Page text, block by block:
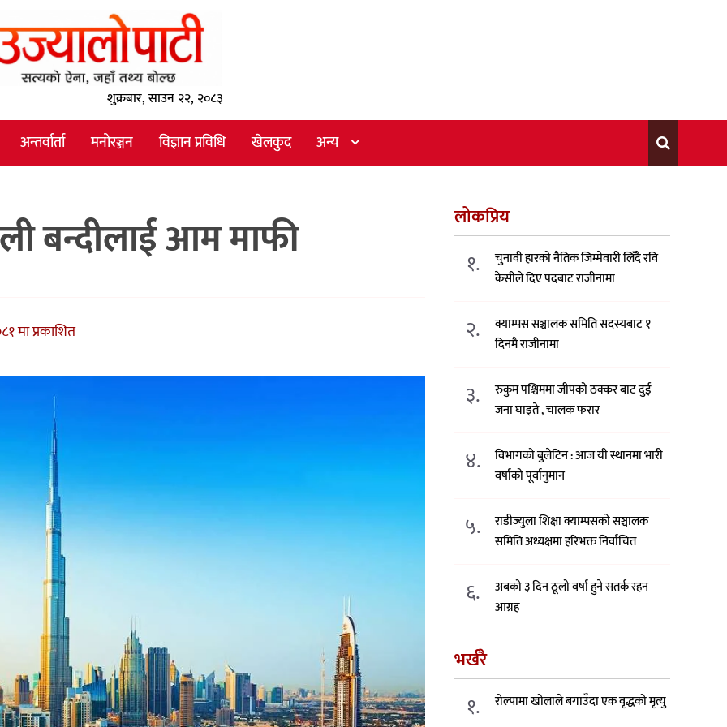
शुक्रबार, साउन २२, २०८३
अन्तर्वार्ता मनोरञ्जन विज्ञान प्रविधि खेलकुद अन्य
बन्दीलाई आम माफी
मा प्रकाशित
लोकप्रिय
१.
चुनावी हारको नैतिक जिम्मेवारी लिँदै रवि
केसीले दिए पदबाट राजीनामा
२.
क्याम्पस सञ्चालक समिति सदस्यबाट १
दिनमै राजीनामा
३.
रुकुम पश्चिममा जीपको ठक्कर बाट दुई
जना घाइते , चालक फरार
४.
विभागको बुलेटिन : आज यी स्थानमा भारी
वर्षाको पूर्वानुमान
५.
राडीज्युला शिक्षा क्याम्पसको सञ्चालक
समिति अध्यक्षमा हरिभक्त निर्वाचित
६.
अबको ३ दिन ठूलो वर्षा हुने सतर्क रहन
आग्रह
भर्खरै
१. रोल्पामा खोलाले बगाउँदा एक वृद्धको मृत्यु